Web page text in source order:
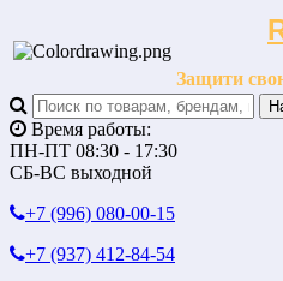
Защити
Время работы:
ПН-ПТ 08:30 - 17:30
СБ-ВС выходной
+7 (996) 080-00-15
+7 (937) 412-84-54